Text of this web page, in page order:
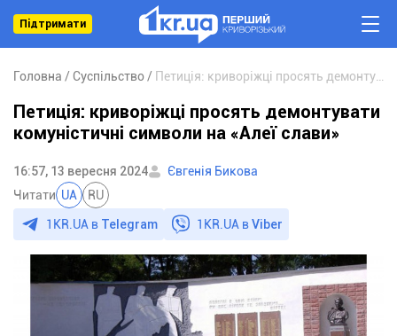
Підтримати
Головна Суспільство
Петиція: криворіжці просять демонтувати
комуністичні символи на «Алеї слави»
16:57, 13 вересня 2024
Євгенія Бикова
Читати UA RU
1KR.UA в Telegram 1KR.UA вViber